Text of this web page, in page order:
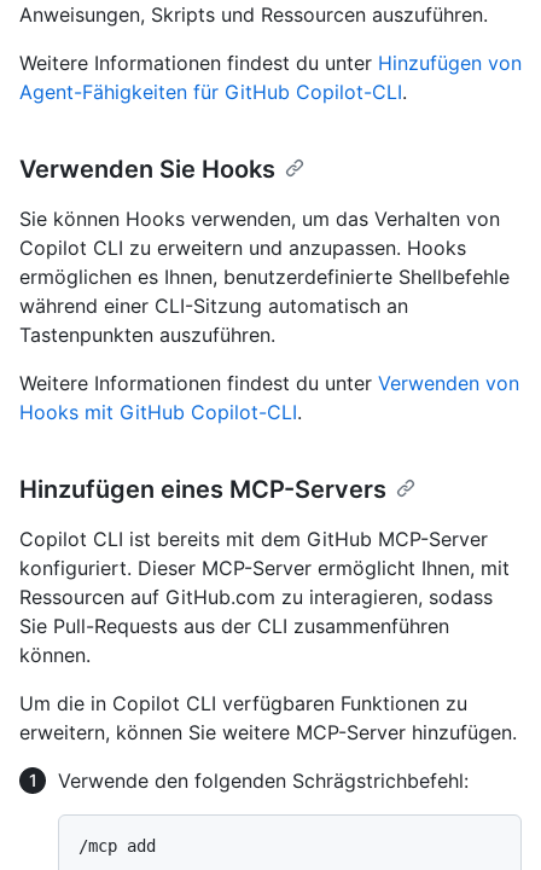
Anweisungen, Skripts und Ressourcen auszuführen.
Weitere Informationen findest du unter Hinzufügen von
Agent-Fähigkeiten für GitHub Copilot-CLI.
Verwenden Sie Hooks
Sie können Hooks verwenden, um das Verhalten von
Copilot CLI zu erweitern und anzupassen. Hooks
ermöglichen es Ihnen, benutzerdefinierte Shellbefehle
während einer CLI-Sitzung automatisch an
Tastenpunkten auszuführen.
Weitere Informationen findest du unter Verwenden von
Hooks mit GitHub Copilot-CLI.
Hinzufügen eines MCP-Servers
Copilot CLI ist bereits mit dem GitHub MCP-Server
konfiguriert. Dieser MCP-Server ermöglicht Ihnen, mit
Ressourcen auf GitHub.com zu interagieren, sodass
Sie Pull-Requests aus der CLI zusammenführen
können.
Um die in Copilot CLI verfügbaren Funktionen zu
erweitern, können Sie weitere MCP-Server hinzufügen.
Verwende den folgenden Schrägstrichbefehl: